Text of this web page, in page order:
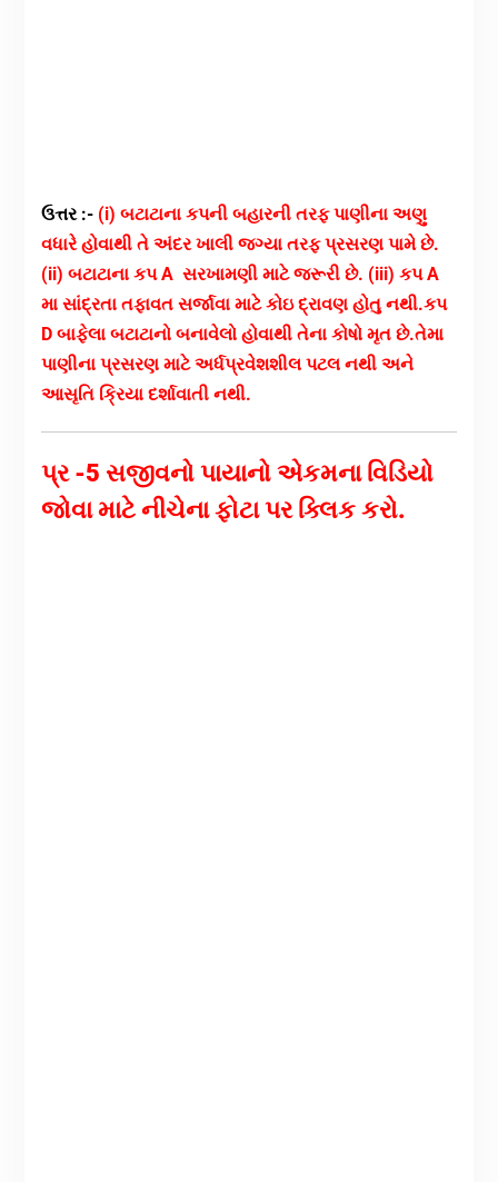
ઉત્તર :- (i) બટાટાના કપની બહારની તરફ પાણીના અણુ
વધારે હોવાથી તે અંદર ખાલી જગ્યા તરફ પ્રસરણ પામે છે.
(ii) બટાટાના કપ A સરખામણી માટે જરૂરી છે. (iii) કપ A
મા સાંદ્રતા તફાવત સર્જાવા માટે કોઇ દ્રાવણ હોતુ નથી.કપ
D બાફેલા બટાટાનો બનાવેલો હોવાથી તેના કોષો મૃત છે.તેમા
પાણીના પ્રસરણ માટે અર્ધપ્રવેશશીલ પટલ નથી અને
આસૃતિ ક્રિયા દર્શાવાતી નથી.
પ્ર -5 સજીવનો પાયાનો એકમના વિડિયો
જોવા માટે નીચેના ફોટા પર ક્લિક કરો.